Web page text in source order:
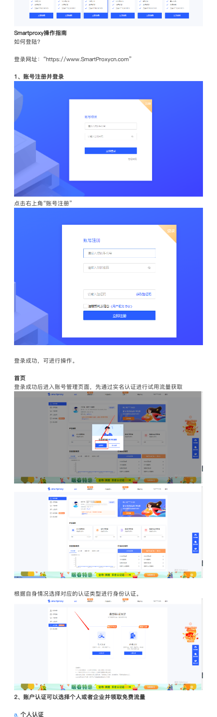
Smartproxy操作指南
如何登陆？
登录网址：“https://www.SmartProxycn.com”
1、账号注册并登录
点击右上角“账号注册”
登录成功，可进行操作。
首页
登录成功后进入账号管理页面，先通过实名认证进行试用流量获取
根据自身情况选择对应的认证类型进行身份认证。
2、账户认证可以选择个人或者企业并领取免费流量
a. 个人认证